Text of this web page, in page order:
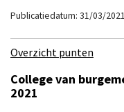
Publicatiedatum: 31/03/2021
Overzicht punten
College van
2021